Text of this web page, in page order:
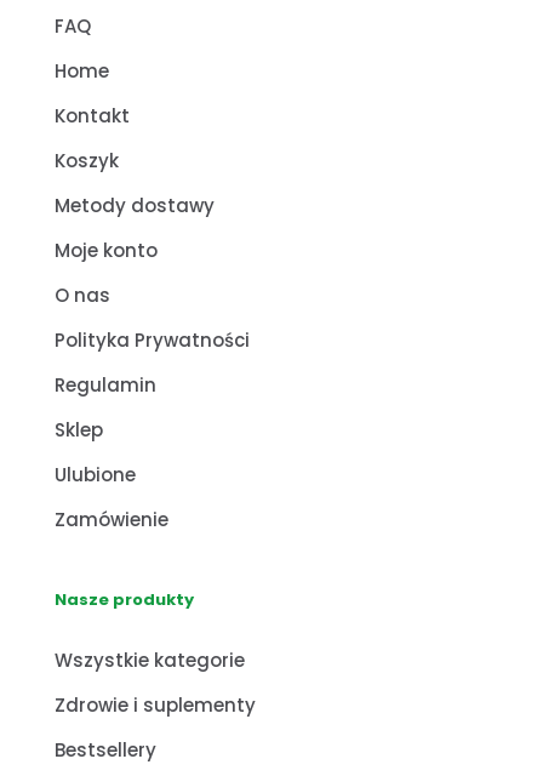
FAQ
Home
Kontakt
Koszyk
Metody dostawy
Moje konto
O nas
Polityka Prywatności
Regulamin
Sklep
Ulubione
Zamówienie
Nasze produkty
Wszystkie kategorie
Zdrowie i suplementy
Bestsellery